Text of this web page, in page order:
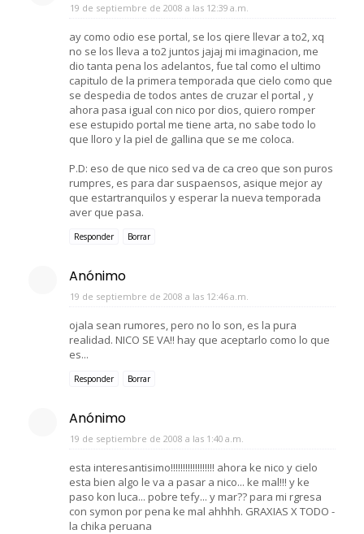
19 de septiembre de 2008 a las 12:39 a.m.
ay como odio ese portal, se los qiere llevar a to2, xq
no se los lleva a to2 juntos jajaj mi imaginacion, me
dio tanta pena los adelantos, fue tal como el ultimo
capitulo de la primera temporada que cielo como que
se despedia de todos antes de cruzar el portal , y
ahora pasa igual con nico por dios, quiero romper
ese estupido portal me tiene arta, no sabe todo lo
que lloro y la piel de gallina que se me coloca.
P.D: eso de que nico sed va de ca creo que son puros
rumpres, es para dar suspaensos, asique mejor ay
que estartranquilos y esperar la nueva temporada
aver que pasa.
Responder Borrar
Anónimo
19 de septiembre de 2008 a las 12:46 a.m.
ojala sean rumores, pero no lo son, es la pura
realidad. NICO SE VA!! hay que aceptarlo como lo que
es...
Responder Borrar
Anónimo
19 de septiembre de 2008 a las 1:40 a.m.
esta interesantisimo!!!!!!!!!!!!!!!!!! ahora ke nico y cielo
esta bien algo le va a pasar a nico... ke mal!!! y ke
paso kon luca... pobre tefy... y mar?? para mi rgresa
con symon por pena ke mal ahhhh. GRAXIAS X TODO -
la chika peruana